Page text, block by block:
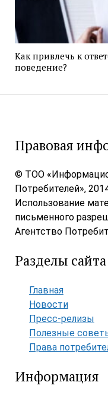
Как привлечь к
поведение?
Правовая
© ТОО
Потребителей»,
Использование
письменного
Агентство
Разделы сайта
Главная
Новости
Пресс-релизы
Полезные
Права
Информация